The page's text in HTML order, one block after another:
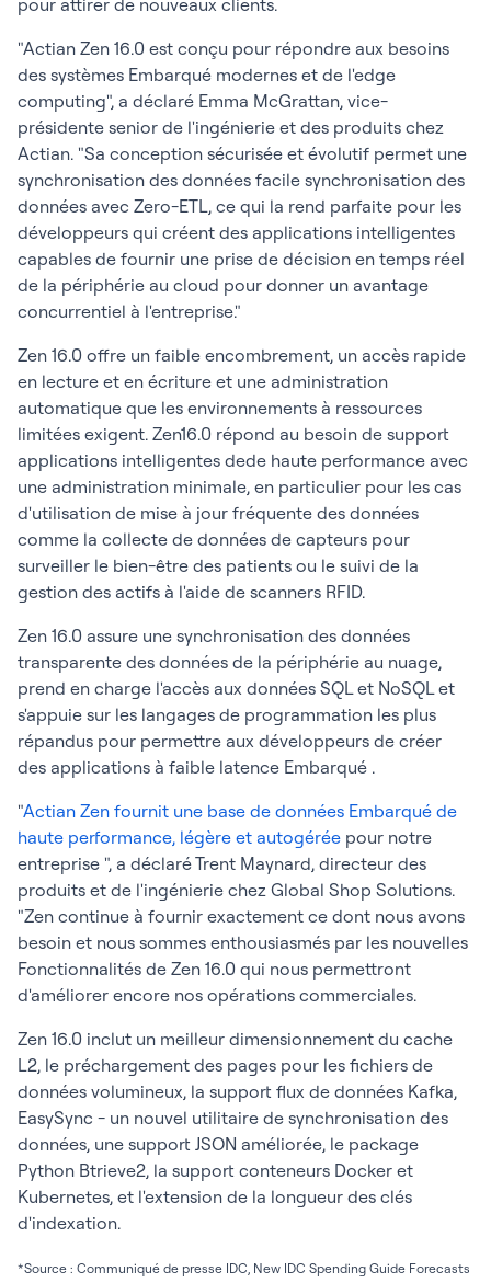
pour attirer de nouveaux clients.
"Actian Zen 16.0 est conçu pour répondre aux besoins
des systèmes Embarqué modernes et de l'edge
computing", a déclaré Emma McGrattan, vice-
présidente senior de l'ingénierie et des produits chez
Actian. "Sa conception sécurisée et évolutif permet une
synchronisation des données facile synchronisation des
données avec Zero-ETL, ce qui la rend parfaite pour les
développeurs qui créent des applications intelligentes
capables de fournir une prise de décision en temps réel
de la périphérie au cloud pour donner un avantage
concurrentiel à l'entreprise."
Zen 16.0 offre un faible encombrement, un accès rapide
en lecture et en écriture et une administration
automatique que les environnements à ressources
limitées exigent. Zen16.0 répond au besoin de support
applications intelligentes dede haute performance avec
une administration minimale, en particulier pour les cas
d'utilisation de mise à jour fréquente des données
comme la collecte de données de capteurs pour
surveiller le bien-être des patients ou le suivi de la
gestion des actifs à l'aide de scanners RFID.
Zen 16.0 assure une synchronisation des données
transparente des données de la périphérie au nuage,
prend en charge l'accès aux données SQL et NoSQL et
s'appuie sur les langages de programmation les plus
répandus pour permettre aux développeurs de créer
des applications à faible latence Embarqué .
"Actian Zen fournit une base de données Embarqué de
haute performance, légère et autogérée pour notre
entreprise ", a déclaré Trent Maynard, directeur des
produits et de l'ingénierie chez Global Shop Solutions.
"Zen continue à fournir exactement ce dont nous avons
besoin et nous sommes enthousiasmés par les nouvelles
Fonctionnalités de Zen 16.0 qui nous permettront
d'améliorer encore nos opérations commerciales.
Zen 16.0 inclut un meilleur dimensionnement du cache
L2, le préchargement des pages pour les fichiers de
données volumineux, la support flux de données Kafka,
EasySync - un nouvel utilitaire de synchronisation des
données, une support JSON améliorée, le package
Python Btrieve2, la support conteneurs Docker et
Kubernetes, et l'extension de la longueur des clés
d'indexation.
*Source : Communiqué de presse IDC, New IDC Spending Guide Forecasts